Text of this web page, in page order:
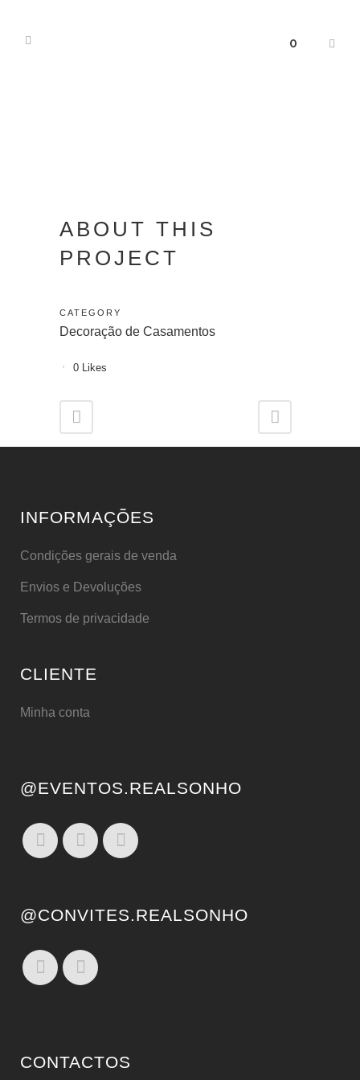
0
ABOUT THIS
PROJECT
CATEGORY
Decoração de Casamentos
0 Likes
INFORMAÇÕES
Condições gerais de venda
Envios e Devoluções
Termos de privacidade
CLIENTE
Minha conta
@EVENTOS.REALSONHO
@CONVITES.REALSONHO
CONTACTOS